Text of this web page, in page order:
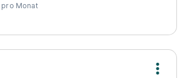
pro Monat